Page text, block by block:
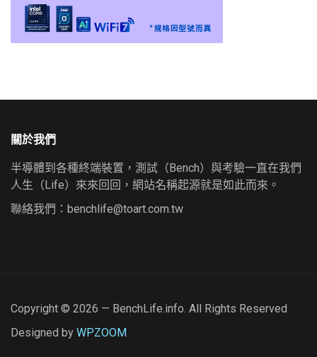
關於我們
半導體到各種終端裝置，測試（Bench）與考驗一直在我們
人生（Life）來來回回，網站名稱起源就是如此而來。
聯絡我們： benchlife@toart.com.tw
Copyright © 2026 — BenchLife.info. All Rights Reserved
Designed by WPZOOM